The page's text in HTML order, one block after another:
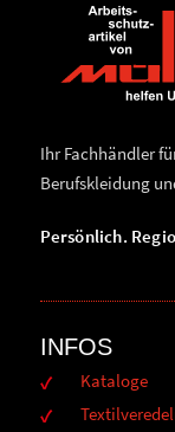
Ihr Fachhändler
Berufskleidung
Persönlich.
INFOS
Kataloge